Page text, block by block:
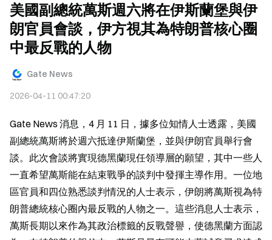
美國副總統萬斯週六將在伊斯蘭堡與伊
朗官員會談，伊方視其為特朗普核心圈
中最反戰的人物
Gate News
2026-04-11 00:47:20
Gate News 消息，4 月 11 日，據多位知情人士透露，美國
副總統萬斯將於週六抵達伊斯蘭堡，並與伊朗官員舉行會
談。此次會談將實現德黑蘭現任領導層的願望，其中一些人
一直希望萬斯能在結束戰爭的談判中發揮主導作用。一位地
區官員和四位熟悉談判情況的人士表示，伊朗將萬斯視為特
朗普總統核心圈內最反戰的人物之一。這些消息人士表示，
萬斯長期以來作為其政治標籤的反戰聲譽，使德黑蘭方面認